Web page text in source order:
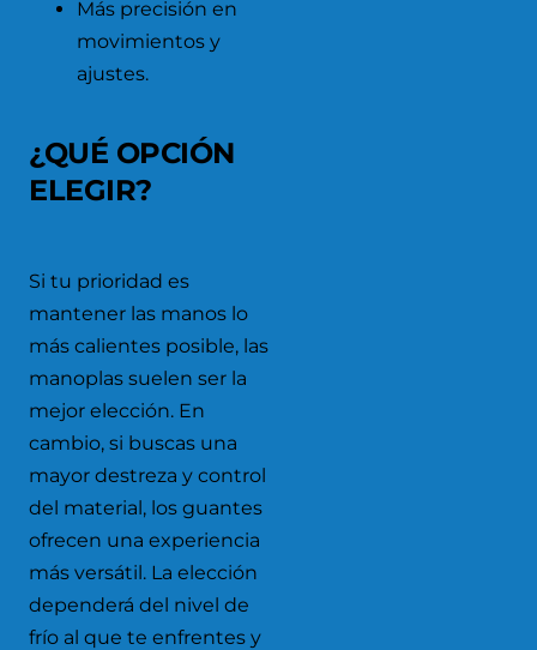
Más precisión en
movimientos y
ajustes.
¿QUÉ OPCIÓN
ELEGIR?
Si tu prioridad es
mantener las manos lo
más calientes posible, las
manoplas suelen ser la
mejor elección. En
cambio, si buscas una
mayor destreza y control
del material, los guantes
ofrecen una experiencia
más versátil. La elección
dependerá del nivel de
frío al que te enfrentes y